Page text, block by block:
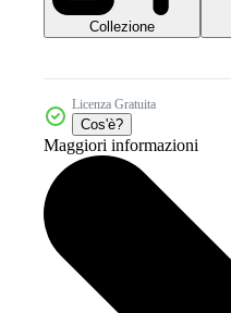
Collezione
Licenza Gratuita
Cos'è?
Maggiori informazioni